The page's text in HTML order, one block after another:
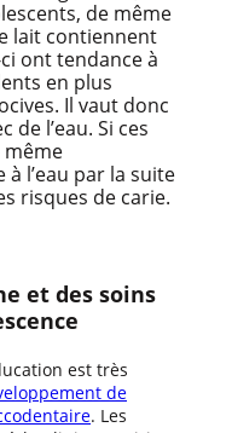
de même
lait contiennent
ont tendance à
en plus
Il vaut donc
de l’eau. Si ces
l’eau par la suite
risques de carie.
et des soins
est très
de
. Les